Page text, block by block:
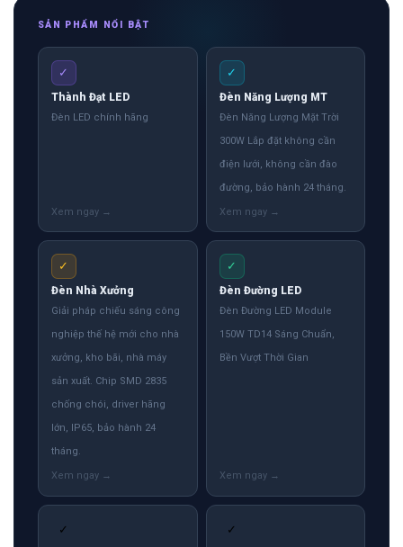
SẢN PHẨM NỔI BẬT
✓
Thành Đạt LED
Đèn LED chính hãng
✓
Đèn Năng Lượng MT
Đèn Năng Lượng Mặt Trời
300W Lắp đặt không cần
điện lưới, không cần đào
đường, bảo hành 24 tháng.
✓
Đèn Nhà Xưởng
Giải pháp chiếu sáng công
nghiệp thế hệ mới cho nhà
xưởng, kho bãi, nhà máy
sản xuất. Chip SMD 2835
chống chói, driver hãng
lớn, IP65, bảo hành 24
tháng.
✓
Đèn Đường LED
Đèn Đường LED Module
150W TD14 Sáng Chuẩn,
Bền Vượt Thời Gian
✓ ✓